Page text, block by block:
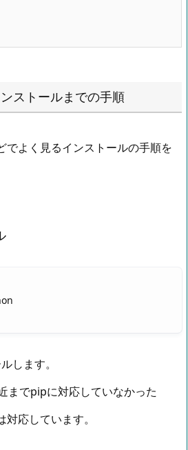
ストールまでの手順
でよく見るインストールの手順を
します。
でpipに対応していなかった
対応しています。